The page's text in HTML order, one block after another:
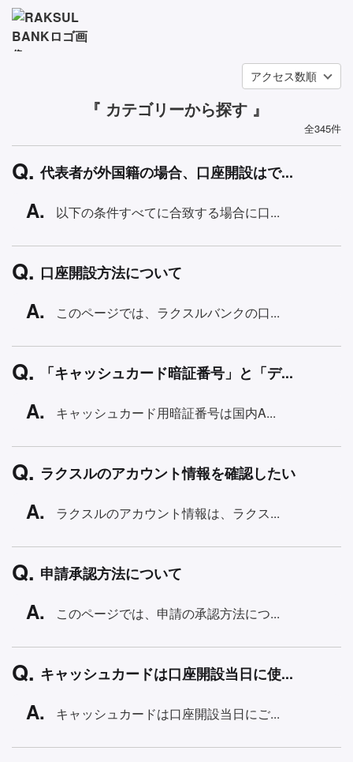
アクセス数順
『 カテゴリーから探す 』
全345件
代表者が外国籍の場合、口座開設はで...
以下の条件すべてに合致する場合に口...
口座開設方法について
このページでは、ラクスルバンクの口...
「キャッシュカード暗証番号」と「デ...
キャッシュカード用暗証番号は国内A...
ラクスルのアカウント情報を確認したい
ラクスルのアカウント情報は、ラクス...
申請承認方法について
このページでは、申請の承認方法につ...
キャッシュカードは口座開設当日に使...
キャッシュカードは口座開設当日にご...